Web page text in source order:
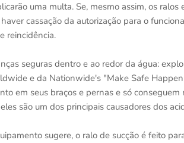
uma multa. Se, mesmo assim, os
cassação da autorização para o
reincidência.
seguras dentro e ao redor da água:
e da Nationwide's "Make Safe
em seus braços e pernas e só
são um dos principais causadores dos
sugere, o ralo de sucção é feito